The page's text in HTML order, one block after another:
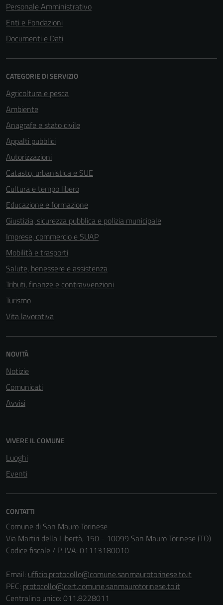
Personale Amministrativo
Enti e Fondazioni
Documenti e Dati
CATEGORIE DI SERVIZIO
Agricoltura e pesca
Ambiente
Anagrafe e stato civile
Appalti pubblici
Autorizzazioni
Catasto, urbanistica e SUE
Cultura e tempo libero
Educazione e formazione
Giustizia, sicurezza pubblica e polizia municipale
Imprese, commercio e SUAP
Mobilità e trasporti
Salute, benessere e assistenza
Tributi, finanze e contravvenzioni
Turismo
Vita lavorativa
NOVITÀ
Notizie
Comunicati
Avvisi
VIVERE IL COMUNE
Luoghi
Eventi
CONTATTI
Comune di San Mauro Torinese
Via Martiri della Libertà, 150 - 10099 San Mauro Torinese (TO)
Codice fiscale / P. IVA: 01113180010
Email: ufficio.protocollo@comune.sanmaurotorinese.to.it
PEC: protocollo@cert.comune.sanmaurotorinese.to.it
Centralino unico: 011.8228011
per il
funzionamento